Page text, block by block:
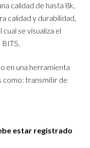
calidad de hasta 8k,
calidad y durabilidad,
se visualiza el
en una herramienta
como: transmitir de
o videobeam,
entre otros
HDMI
centros educativos e
estar registrado